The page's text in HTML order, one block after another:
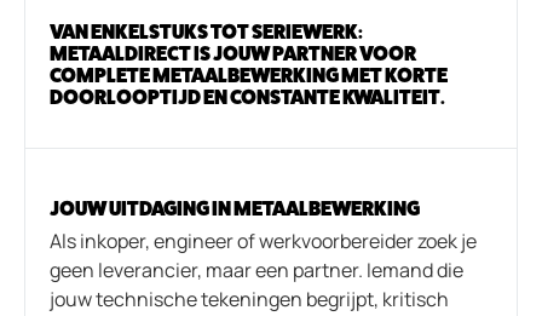
VAN ENKELSTUKS TOT SERIEWERK:
METAALDIRECT IS JOUW PARTNER VOOR
COMPLETE METAALBEWERKING MET KORTE
DOORLOOPTIJD EN CONSTANTE KWALITEIT.
JOUW UITDAGING IN METAALBEWERKING
Als inkoper, engineer of werkvoorbereider zoek je
geen leverancier, maar een partner. Iemand die
jouw technische tekeningen begrijpt, kritisch